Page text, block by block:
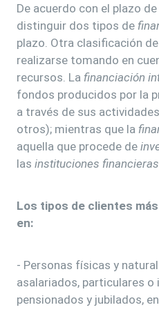
De acuerdo con el plazo
distinguir dos tipos de
plazo. Otra clasificación
realizarse tomando en
recursos. La financiación
fondos producidos por la
a través de sus
otros); mientras que la
aquella que procede de
las instituciones financieras
Los tipos de clientes
en:
- Personas físicas y
asalariados, particulares o
pensionados y jubilados,